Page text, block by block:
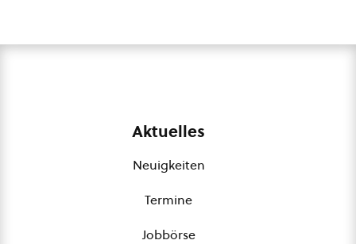
Aktuelles
Neuigkeiten
Termine
Jobbörse